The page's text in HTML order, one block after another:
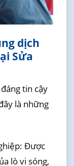
dịch
Sửa
tin cậy
là những
Được
lò vi sóng,